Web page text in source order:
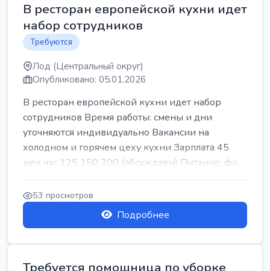
В ресторан европейской кухни идет
набор сотрудников
Требуются
Лод (Центральный округ)
Опубликовано: 05.01.2026
В ресторан европейской кухни идет набор
сотрудников Время работы: смены и дни
уточняются индивидуально Вакансии на
холодном и горячем цеху кухни Зарплата 45
шек час 125 150 200 (обсуждаем) Питание, фо...
53 просмотров
Подробнее
Требуется помощница по уборке